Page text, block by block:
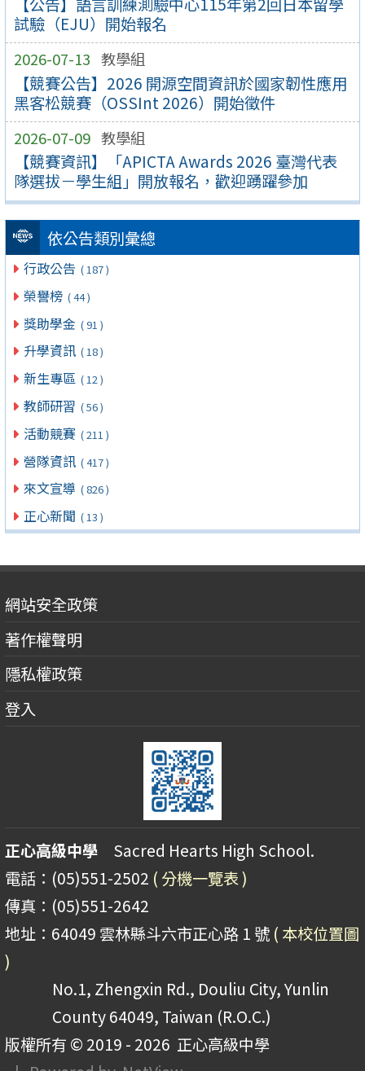
試驗（EJU）開始報名
2026-07-13 教學組
【競賽公告】2026 開源空間資訊於國家韌性應用
黑客松競賽（OSSInt 2026）開始徵件
2026-07-09 教學組
【競賽資訊】「APICTA Awards 2026 臺灣代表
隊選拔－學生組」開放報名，歡迎踴躍參加
依公告類別彙總
行政公告 ( 187 )
榮譽榜 ( 44 )
獎助學金 ( 91 )
升學資訊 ( 18 )
新生專區 ( 12 )
教師研習 ( 56 )
活動競賽 ( 211 )
營隊資訊 ( 417 )
來文宣導 ( 826 )
正心新聞 ( 13 )
網站安全政策
著作權聲明
隱私權政策
登入
正心高級中學 Sacred Hearts High School.
電話：(05)551-2502 ( 分機一覽表 )
傳真：(05)551-2642
地址：64049 雲林縣斗六市正心路 1 號 ( 本校位置圖
)
No.1, Zhengxin Rd., Douliu City, Yunlin
County 64049, Taiwan (R.O.C.)
版權所有 © 2019 - 2026 正心高級中學